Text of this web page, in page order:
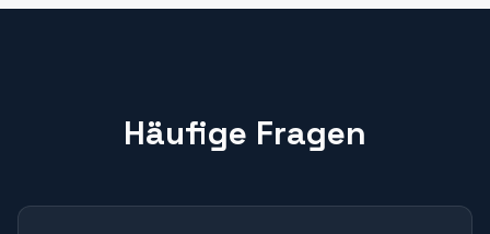
Häufige Fragen